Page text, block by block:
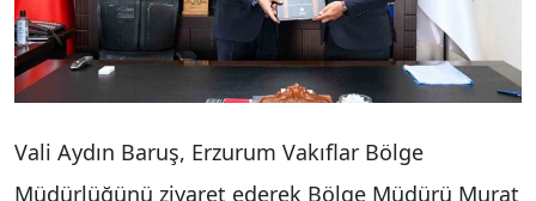
Vali Aydın Baruş, Erzurum Vakıflar Bölge
Müdürlüğünü ziyaret ederek Bölge Müdürü Murat